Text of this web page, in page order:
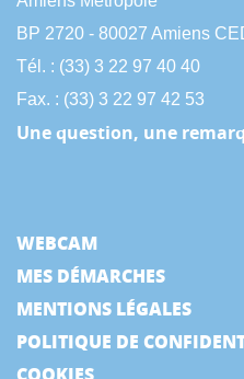
BP 2720 - 80027 Amiens
Tél. : (33) 3 22 97 40 40
Fax. : (33) 3 22 97 42 53
Une question, une
WEBCAM
MES DÉMARCHES
MENTIONS LÉGALES
POLITIQUE DE
COOKIES